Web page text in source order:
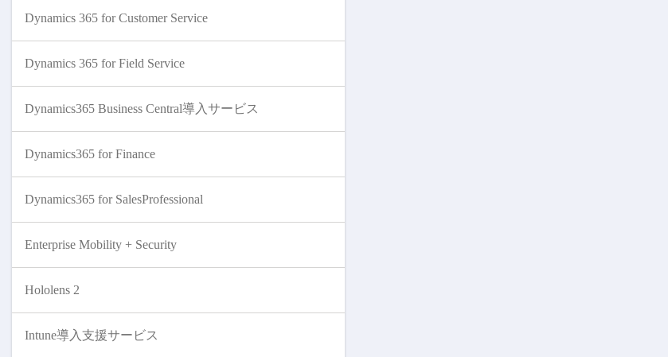
Dynamics 365 for Customer Service
Dynamics 365 for Field Service
Dynamics365 Business Central導入サービス
Dynamics365 for Finance
Dynamics365 for SalesProfessional
Enterprise Mobility + Security
Hololens 2
Intune導入支援サービス